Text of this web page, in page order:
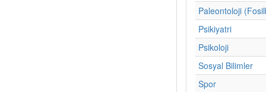
Paleontoloji
Psikiyatri
Psikoloji
Sosyal Bilimler
Spor